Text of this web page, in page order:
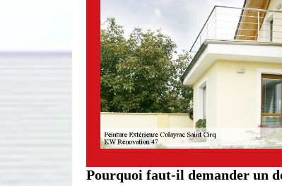
Pourquoi faut-il demander un